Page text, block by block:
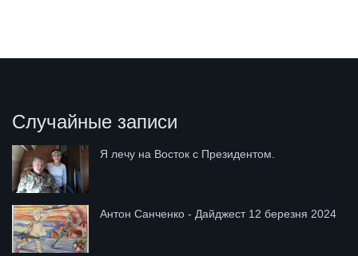
Случайные записи
Я лечу на Восток с Президентом.
Антон Санченко - Дайджест 12 березня 2024